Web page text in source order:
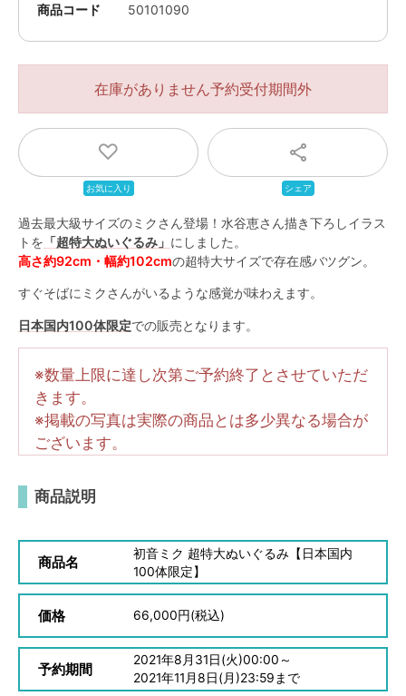
商品コード 50101090
在庫がありません
過去最大級サイズのミクさん登場！水谷恵さん描き下ろしイラス
トを 「超特大ぬいぐるみ」 にしました。
高さ約92cm・幅約102cmの超特大サイズで存在感バツグン。
すぐそばにミクさんがいるような感覚が味わえます。
日本国内100体限定での販売となります。
※数量上限に達し次第ご予約終了とさせていただ
きます。
※掲載の写真は実際の商品とは多少異なる場合が
ございます。
商品説明
商品名
初音ミク 超特大ぬいぐるみ【日本国内
100体限定】
価格 66,000円(税込)
予約期間
2021年8 月 31日(火)00:00～
2021年11 月8日(月)23:59まで